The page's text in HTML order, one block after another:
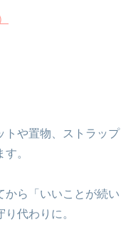
トや置物、ストラップ
。
から「いいことが続い
代わりに。